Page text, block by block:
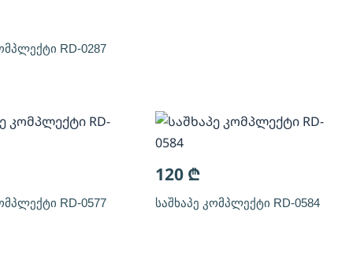
RD-0287
RD-0577
120 ₾
საშხაპე კომპლექტი RD-0584